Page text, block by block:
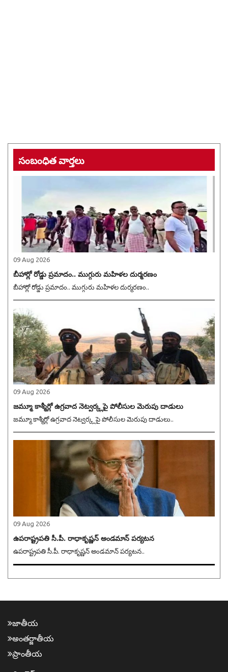
సంబంధిత వార్తలు
09 Aug 2026
బీహార్లో రోడ్డు ప్రమాదం.. ముగ్గురు మహిళల దుర్మరణం
బీహార్లో రోడ్డు ప్రమాదం.. ముగ్గురు మహిళల దుర్మరణం..
09 Aug 2026
జమ్మూ కాశ్మీర్లో ఉగ్రవాద నెట్వర్క్లపై పోలీసుల మెరుపు దాడులు
జమ్మూ కాశ్మీర్లో ఉగ్రవాద నెట్వర్క్లపై పోలీసుల మెరుపు దాడులు..
09 Aug 2026
ఉపరాష్ట్రపతి సీ.పీ. రాధాకృష్ణన్ అండమాన్ పర్యటన
ఉపరాష్ట్రపతి సీ.పీ. రాధాకృష్ణన్ అండమాన్ పర్యటన..
జాతీయ
అంత‌ర్జాతీయ
ప్రాంతీయ‌